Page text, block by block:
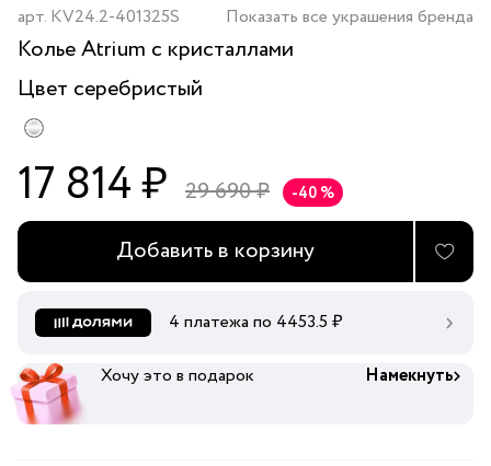
арт. KV24.2-401325S Показать все украшения бренда
Колье Atrium с кристаллами
Цвет серебристый
17 814 ₽ 29 690 ₽ -40 %
Добавить в корзину
4 платежа по 4453.5 ₽
Хочу это в подарок Намекнуть